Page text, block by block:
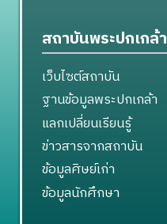
สถาบันพระปกเกล้า
เว็บไซต์สถาบัน
ฐานข้อมูลพระปกเกล้า
แลกเปลี่ยนเรียนรู้
ข่าวสารจากสถาบัน
ข้อมูลศิษย์เก่า
ข้อมูลนักศึกษา